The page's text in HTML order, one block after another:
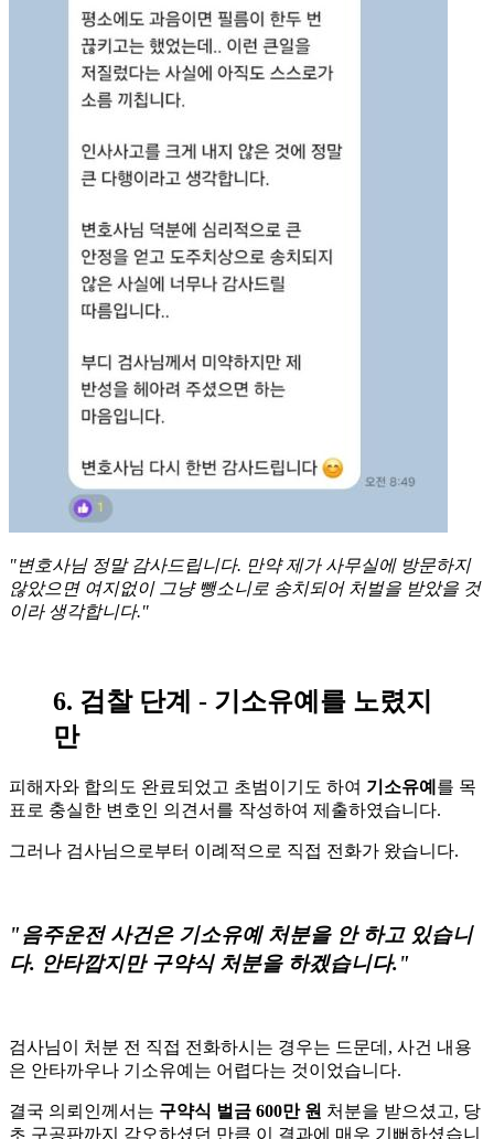
"변호사님 정말 감사드립니다. 만약 제가 사무실에 방문하지
않았으면 여지없이 그냥 뺑소니로 송치되어 처벌을 받았을 것
이라 생각합니다."
6. 검찰 단계 - 기소유예를 노렸지
만
피해자와 합의도 완료되었고 초범이기도 하여 기소유예 를 목
표로 충실한 변호인 의견서를 작성하여 제출하였습니다.
그러나 검사님으로부터 이례적으로 직접 전화가 왔습니다.
"음주운전 사건은 기소유예 처분을 안 하고 있습니
다. 안타깝지만 구약식 처분을 하겠습니다."
검사님이 처분 전 직접 전화하시는 경우는 드문데, 사건 내용
은 안타까우나 기소유예는 어렵다는 것이었습니다.
결국 의뢰인께서는 구약식 벌금 600만 원 처분을 받으셨고, 당
초 구공판까지 각오하셨던 만큼 이 결과에 매우 기뻐하셨습니